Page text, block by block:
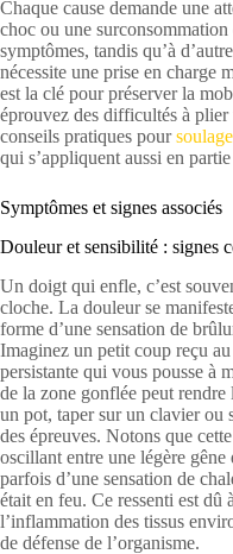
Chaque cause demande une
choc ou une
symptômes, tandis qu’à
nécessite une prise en charge
est la clé pour préserver la
éprouvez des difficultés à
conseils pratiques pour
qui s’appliquent aussi en
Symptômes et signes associés
Douleur et sensibilité : signes
Un doigt qui enfle, c’est
cloche. La douleur se
forme d’une sensation de
Imaginez un petit coup reçu
persistante qui vous pousse à
de la zone gonflée peut
un pot, taper sur un clavier ou
des épreuves. Notons que
oscillant entre une légère
parfois d’une sensation de
était en feu. Ce ressenti est
l’inflammation des tissus
de défense de l’organisme.